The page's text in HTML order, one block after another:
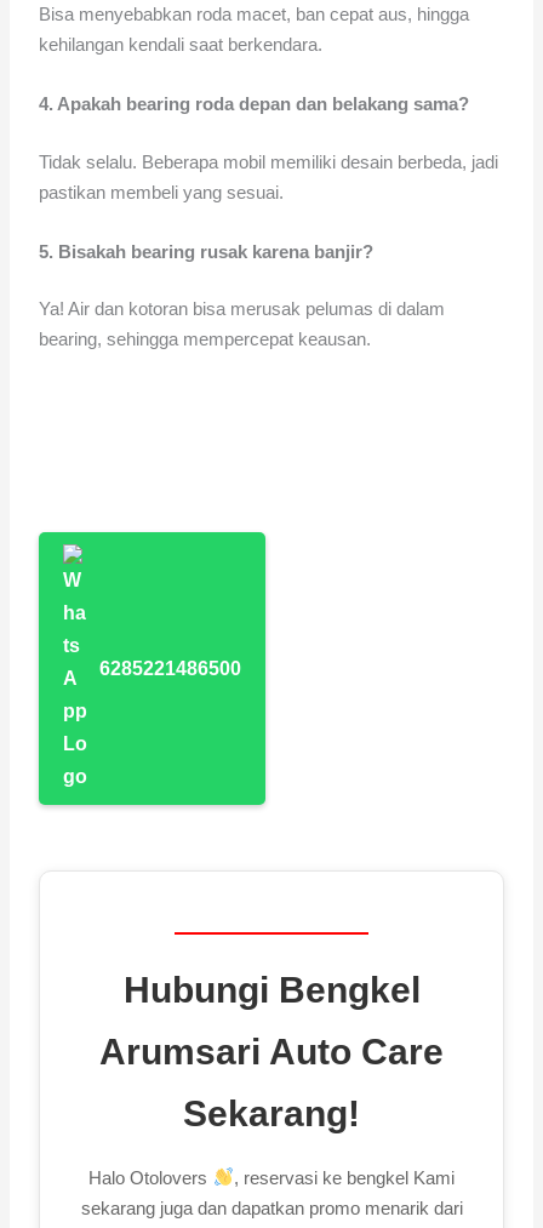
Bisa menyebabkan roda macet, ban cepat aus, hingga
kehilangan kendali saat berkendara.
4. Apakah bearing roda depan dan belakang sama?
Tidak selalu. Beberapa mobil memiliki desain berbeda, jadi
pastikan membeli yang sesuai.
5. Bisakah bearing rusak karena banjir?
Ya! Air dan kotoran bisa merusak pelumas di dalam
bearing, sehingga mempercepat keausan.
6285221486500
Hubungi Bengkel
Arumsari Auto Care
Sekarang!
Halo Otolovers
, reservasi ke bengkel Kami
sekarang juga dan dapatkan promo menarik dari